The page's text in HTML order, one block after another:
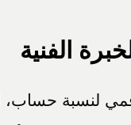
لنسبة